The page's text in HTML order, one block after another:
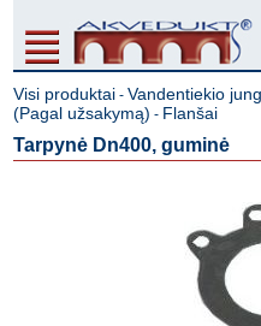
Visi produktai -Vandentiekio
(Pagal užsakymą) - Flanšai
Tarpynė Dn400, guminė